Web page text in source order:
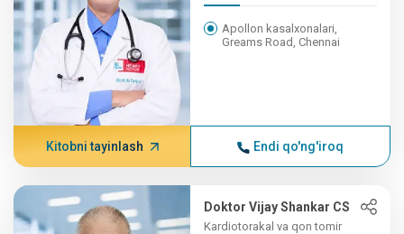
Apollon kasalxonalari,
Greams Road, Chennai
Kitobni tayinlash Endi qo'ng'iroq
Doktor Vijay Shankar CS
Kardiotorakal va qon tomir